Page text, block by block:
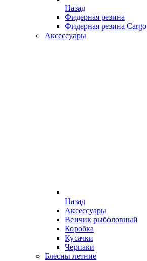
Назад
Фидерная резина
Фидерная резина Cargo
Аксессуары
Назад
Аксессуары
Венчик рыболовный
Коробка
Кусачки
Черпаки
Блесны летние